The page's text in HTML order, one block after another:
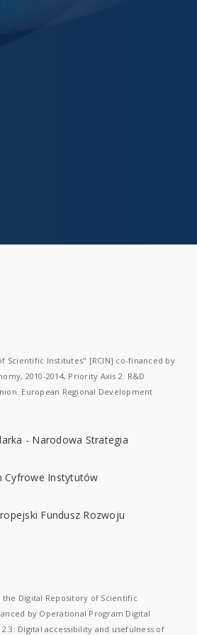
Scientific Institutes" [RCIN] co-financed by
2010-2014, Priority Axis 2. R&D
European Regional Development
Digital Repository of Scientific
by Operational Program Digital
2.3: Digital accessibility and usefulness of